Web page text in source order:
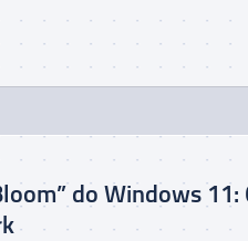
do Windows 11: